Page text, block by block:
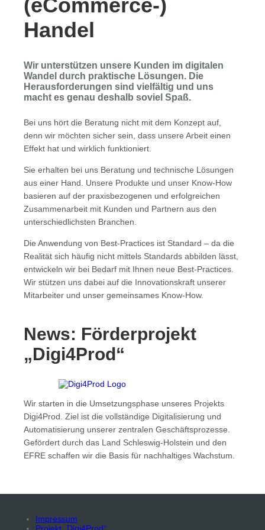
(eCommerce-)
Handel
Wir unterstützen unsere Kunden im digitalen
Wandel durch praktische Lösungen. Die
Herausforderungen sind vielfältig und uns
macht es genau deshalb soviel Spaß.
Bei uns hört die Beratung nicht mit dem Konzept auf,
denn wir möchten sicher sein, dass unsere Arbeit einen
Effekt hat und wirklich funktioniert.
Sie erhalten bei uns Beratung und technische Lösungen
aus einer Hand. Unsere Produkte und unser Know-How
basieren auf der praxisbezogenen und erfolgreichen
Zusammenarbeit mit Kunden und Partnern aus den
unterschiedlichsten Branchen.
Die Anwendung von Best-Practices ist Standard – da die
Realität sich häufig nicht mittels Standards abbilden lässt,
entwickeln wir bei Bedarf mit Ihnen neue Best-Practices.
Wir stützen uns dabei auf die Innovationskraft unserer
Mitarbeiter und unser gemeinsames Know-How.
News: Förderprojekt
„Digi4Prod“
Wir starten in die Umsetzungsphase unseres Projekts
Digi4Prod. Ziel ist die vollständige Digitalisierung und
Automatisierung unserer zentralen Geschäftsprozesse.
Gefördert durch das Land Schleswig-Holstein und den
EFRE schaffen wir die Basis für nachhaltiges Wachstum.
Impressum